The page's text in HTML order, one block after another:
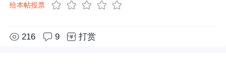
给本帖投票
216 9 打赏